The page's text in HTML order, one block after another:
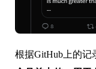
根据GitHub上的记